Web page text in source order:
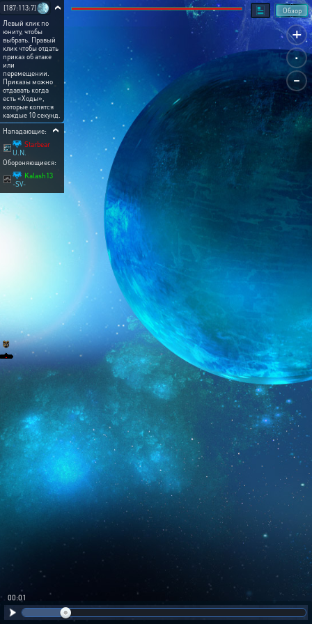
+
.
-
Обзор
[187:113:7]
Левый клик по
юниту, чтобы
выбрать. Правый
клик чтобы отдать
приказ об атаке
или
перемещении.
Приказы можно
отдавать когда
есть «Ходы»,
которые копятся
каждые 10 секунд.
Нападающие:
Starbear
U.N.
Обороняющиеся:
Kalash13
-SV-
00:02